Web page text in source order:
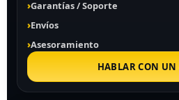
Garantías / Soporte
Envíos
Asesoramiento
HABLAR CON UN